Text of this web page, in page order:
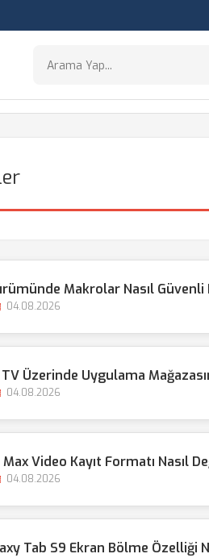
Makrolar Nasıl Güvenli
04.08.2026
Üzerinde Uygulama
04.08.2026
Video Kayıt Formatı Nasıl
04.08.2026
Tab S9 Ekran Bölme Özelliği